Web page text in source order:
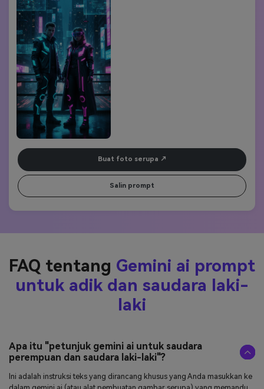
Buat foto serupa
Salin prompt
FAQ tentang Gemini ai prompt
untuk adik dan saudara laki-
laki
Apa itu "petunjuk gemini ai untuk saudara
perempuan dan saudara laki-laki"?
Ini adalah instruksi teks yang dirancang khusus yang Anda masukkan ke